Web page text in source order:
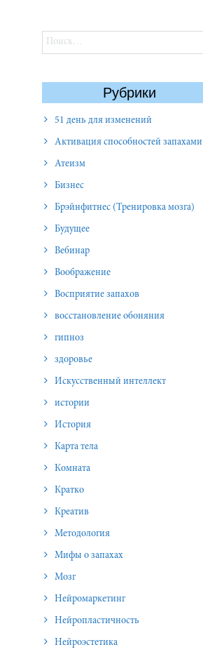
Найти:
Рубрики
51 день для изменений
Активация способностей запахами
Атеизм
Бизнес
Брэйнфитнес (Тренировка мозга)
Будущее
Вебинар
Воображение
Восприятие запахов
восстановление обоняния
гипноз
здоровье
Искусственный интеллект
истории
История
Карта тела
Комната
Кратко
Креатив
Методология
Мифы о запахах
Мозг
Нейромаркетинг
Нейропластичность
Нейроэстетика